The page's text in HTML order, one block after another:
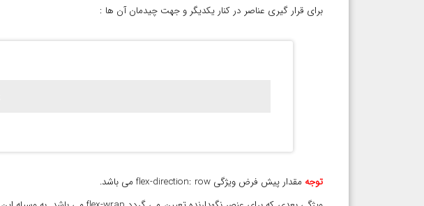
برای قرار گیری عناصر در کنار یکدیگر و جهت چیدمان آن ها :
توجه مقدار پیش فرض ویژگی flex-direction: row می باشد.